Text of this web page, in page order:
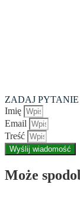
ZADAJ PYTANIE
Imię
Email
Treść
Wyślij wiadomość
Może